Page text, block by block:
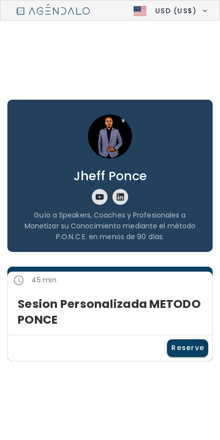
USD (US$)
Jheff Ponce
Guío a Speakers, Coaches y Profesionales a
Monetizar su Conocimiento mediante el método
P.O.N.C.E. en menos de 90 días.
45 min
Sesion Personalizada METODO
PONCE
Reserve